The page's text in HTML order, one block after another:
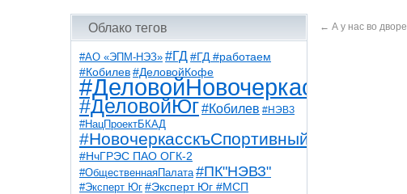
Облако тегов
#АО «ЭПМ-НЭЗ» #ГД #ГД #работаем
#Кобилев #ДеловойКофе
#ДеловойНовочеркасск
#ДеловойЮг#Кобилев #НЭВЗ
#НацПроектБКАД
#НовочеркасскъСпортивный
#НчГРЭС ПАО ОГК-2
#ОбщественнаяПалата #ПК"НЭВЗ"
#Эксперт Юг #Эксперт Юг #МСП
← А у нас во дворе